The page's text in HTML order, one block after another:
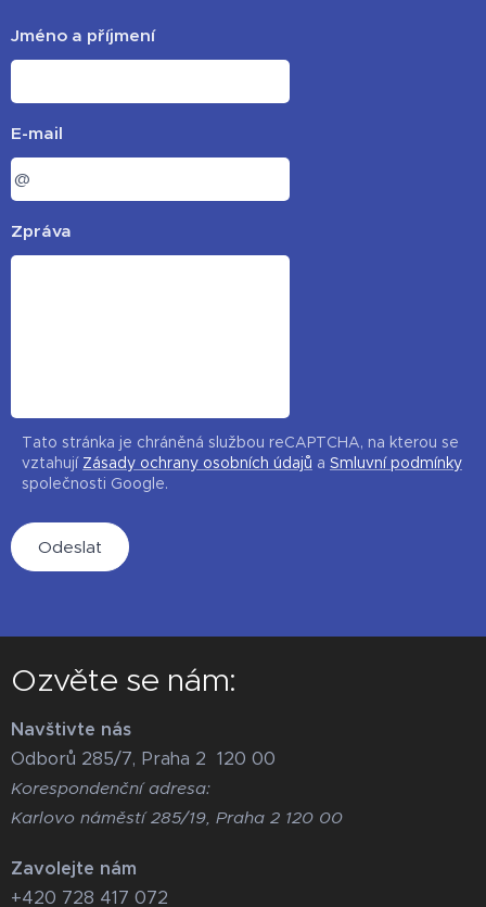
Jméno a příjmení
E-mail
Zpráva
Tato stránka je chráněná službou reCAPTCHA, na kterou se
vztahují Zásady ochrany osobních údajů a Smluvní podmínky
společnosti Google.
Odeslat
Ozvěte se nám:
Navštivte nás
Odborů 285/7, Praha 2 120 00
Korespondenční adresa:
Karlovo náměstí 285/19, Praha 2 120 00
Zavolejte nám
+420 728 417 072